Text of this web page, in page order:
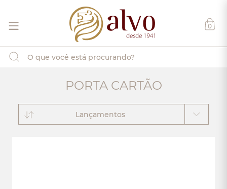
0
PORTA CARTÃO
Lançamentos